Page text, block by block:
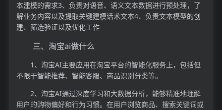
本建模的需求3、负责对语音、语义文本数据进行预处理，了
解业务内容以及提取关键建模话术文本4、负责文本模型的创
建、筛选验证以及优化工作
三、淘宝ai做什么
1、淘宝AI主要应用在淘宝平台的智能化服务上，包括但
不限于智能推荐、智能客服、商品识别分类等。
2、淘宝AI通过深度学习和大数据分析，能够精准地理解
用户的购物偏好和行为习惯。在用户浏览商品、搜索关键词或